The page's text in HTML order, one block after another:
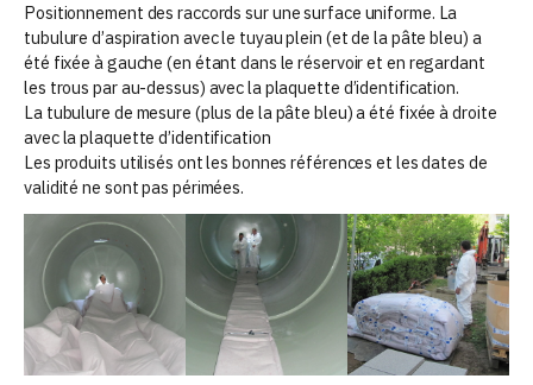
Positionnement des raccords sur une surface uniforme. La
tubulure d’aspiration avec le tuyau plein (et de la pâte bleu) a
été fixée à gauche (en étant dans le réservoir et en regardant
les trous par au-dessus) avec la plaquette d’identification.
La tubulure de mesure (plus de la pâte bleu) a été fixée à droite
avec la plaquette d’identification
Les produits utilisés ont les bonnes références et les dates de
validité ne sont pas périmées.